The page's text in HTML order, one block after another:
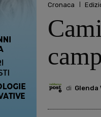
Cronaca
di